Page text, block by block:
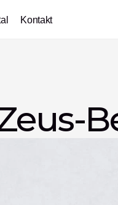
Kontakt